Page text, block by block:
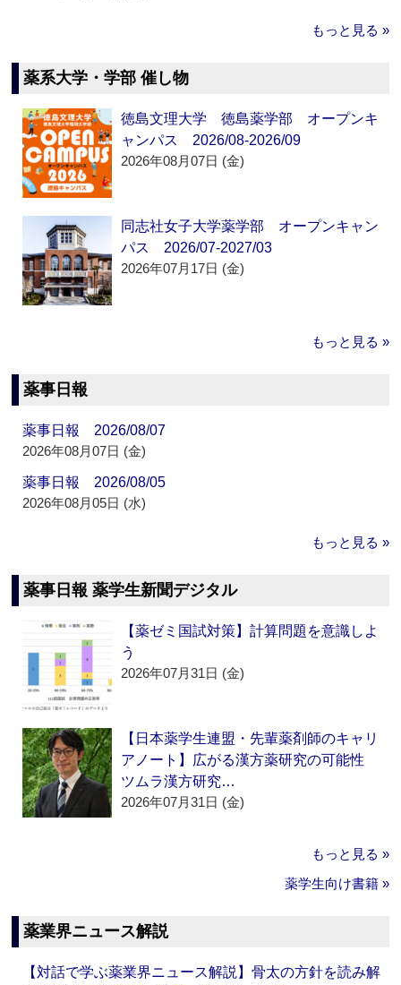
もっと見る »
薬系大学・学部 催し物
徳島文理大学 徳島薬学部 オープンキ
ャンパス 2026/08-2026/09
2026年08月07日 (金)
同志社女子大学薬学部 オープンキャン
パス 2026/07-2027/03
2026年07月17日 (金)
もっと見る »
薬事日報
薬事日報 2026/08/07
2026年08月07日 (金)
薬事日報 2026/08/05
2026年08月05日 (水)
もっと見る »
薬事日報 薬学生新聞デジタル
【薬ゼミ国試対策】計算問題を意識しよ
う
2026年07月31日 (金)
【日本薬学生連盟・先輩薬剤師のキャリ
アノート】広がる漢方薬研究の可能性
ツムラ漢方研究…
2026年07月31日 (金)
もっと見る »
薬学生向け書籍 »
薬業界ニュース解説
【対話で学ぶ薬業界ニュース解説】骨太の方針を読み解